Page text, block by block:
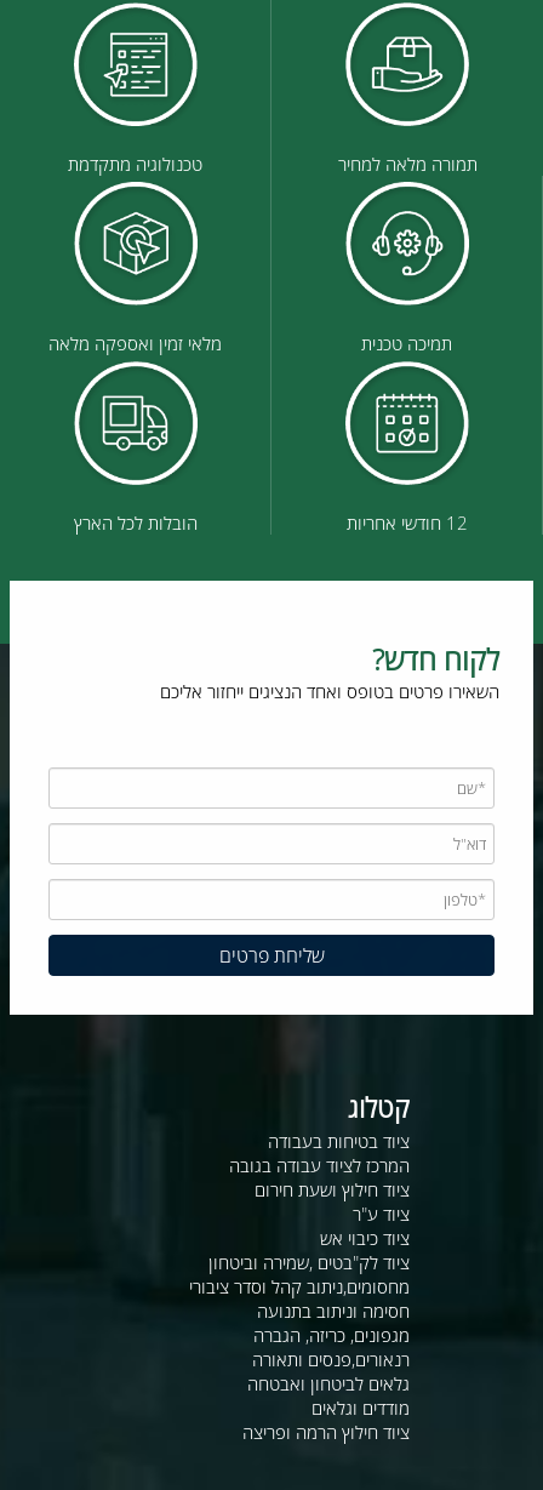
תמורה מלאה למחיר טכנולוגיה מתקדמת
תמיכה טכנית מלאי זמין ואספקה מלאה
12 חודשי אחריות הובלות לכל הארץ
לקוח חדש?
השאירו פרטים בטופס ואחד הנציגים ייחזור אליכם
קטלוג
ציוד בטיחות בעבודה
המרכז לציוד עבודה בגובה
ציוד חילוץ ושעת חירום
ציוד ע"ר
ציוד כיבוי אש
ציוד לק"בטים ,שמירה וביטחון
מחסומים,ניתוב קהל וסדר ציבורי
חסימה וניתוב בתנועה
מגפונים, כריזה, הגברה
רנאורים,פנסים ותאורה
גלאים לביטחון ואבטחה
מודדים וגלאים
ציוד חילוץ הרמה ופריצה